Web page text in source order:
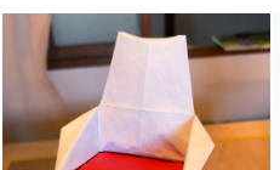
ブログ